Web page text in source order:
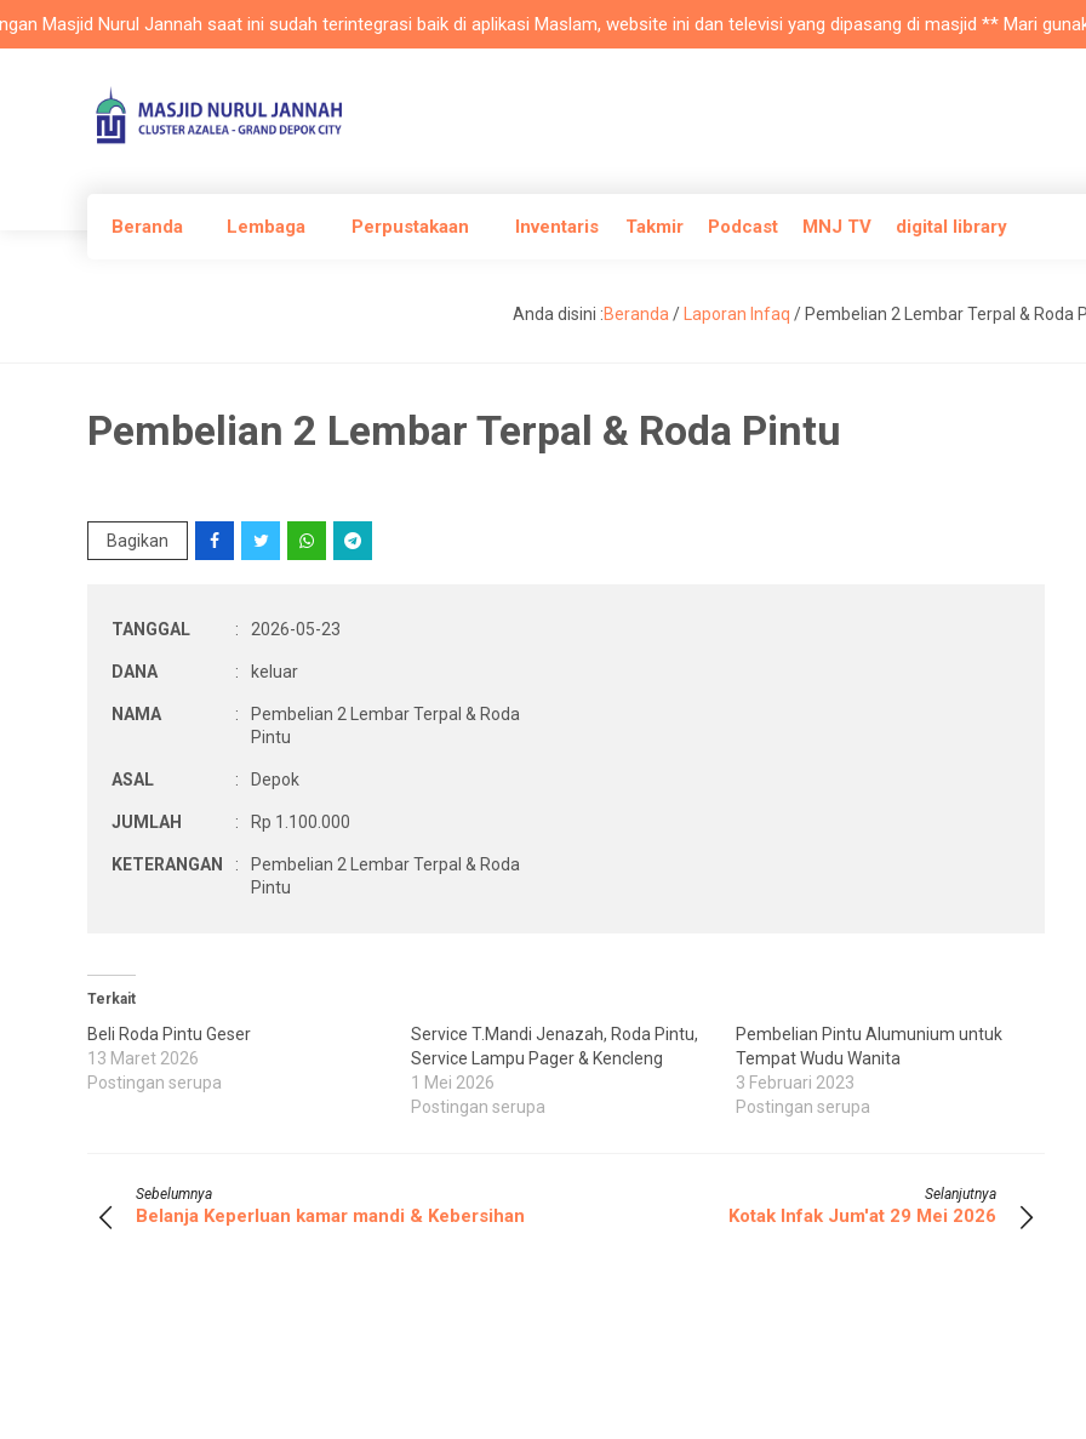
Nurul Jannah saat ini sudah terintegrasi baik di aplikasi Maslam, website ini dan televisi yang dipasang di masjid ** Mari
Beranda Lembaga Perpustakaan Inventaris Takmir Podcast MNJ TV digital library
Anda disini :Beranda / Laporan Infaq / Pembelian 2 Lembar Terpal & Roda
Pembelian 2 Lembar Terpal & Roda Pintu
Bagikan
TANGGAL : 2026-05-23
DANA : keluar
NAMA :
Pembelian 2 Lembar Terpal & Roda
Pintu
ASAL : Depok
JUMLAH : Rp 1.100.000
KETERANGAN :
Pembelian 2 Lembar Terpal & Roda
Pintu
Terkait
Beli Roda Pintu Geser
13 Maret 2026
Postingan serupa
Service T.Mandi Jenazah, Roda Pintu,
Service Lampu Pager & Kencleng
1 Mei 2026
Postingan serupa
Pembelian Pintu Alumunium untuk
Tempat Wudu Wanita
3 Februari 2023
Postingan serupa
Sebelumnya
Belanja Keperluan kamar mandi & Kebersihan
Selanjutnya
Kotak Infak Jum'at 29 Mei 2026